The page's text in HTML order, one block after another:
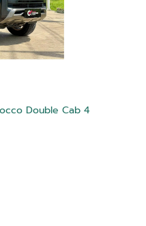
Double Cab 4